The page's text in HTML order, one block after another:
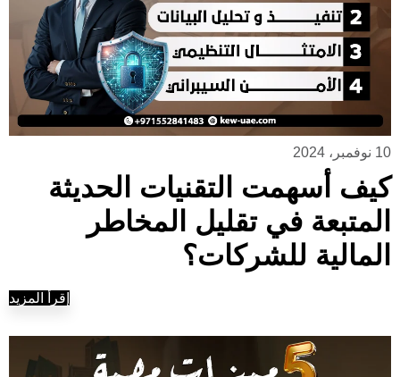
10 نوفمبر، 2024
كيف أسهمت التقنيات الحديثة
المتبعة في تقليل المخاطر
المالية للشركات؟
إقرأ المزيد